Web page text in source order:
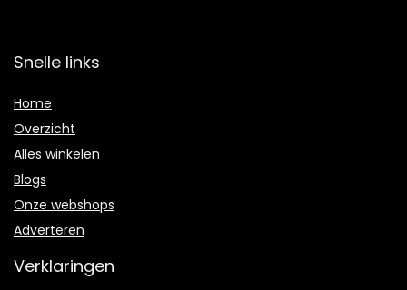
Snelle links
Home
Overzicht
Alles winkelen
Blogs
Onze webshops
Adverteren
Verklaringen